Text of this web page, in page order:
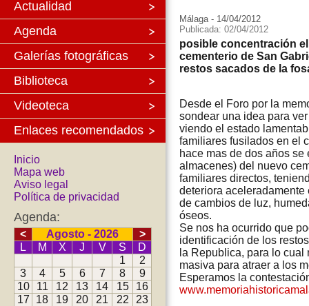
Actualidad
Agenda
Galerías fotográficas
Biblioteca
Videoteca
Enlaces recomendados
Inicio
Mapa web
Aviso legal
Política de privacidad
Agenda:
< Agosto - 2026
>
L
M X J V S
D
1
2
3
4 5 6 7 8
9
10
11 12 13 14 15
16
17
18 19 20 21 22
23
Málaga - 14/04/2012
Publicada: 02/04/2012
posible concentración
cementerio de San
restos sacados de la
Desde el Foro por la
sondear una idea para
viendo el estado
familiares fusilados en el
hace mas de dos años
almacenes) del nuevo
familiares directos,
deteriora
de cambios de luz,
óseos.
Se nos ha ocurrido que
identificación de los
la Republica, para lo
masiva para atraer a los
Esperamos la